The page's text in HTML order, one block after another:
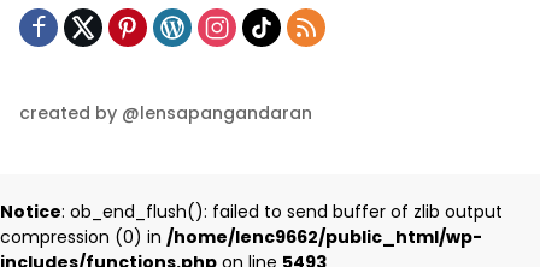
created by @lensapangandaran
Notice: ob_end_flush(): failed to send buffer of zlib output
compression (0) in /home/lenc9662/public_html/wp-
includes/functions.php on line 5493